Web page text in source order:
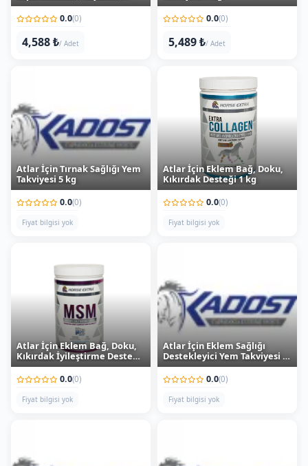
4,588 ₺ / Adet 5,489 ₺ / Adet
Atlar İçin Tırnak Sağlığı Yem
Takviyesi 5 kg
0.0(0)
Fiyat bilgisi yok
Atlar İçin Eklem Bağ, Doku,
Kıkırdak Desteği 1 kg
0.0(0)
Fiyat bilgisi yok
Atlar İçin Eklem Bağ, Doku,
Kıkırdak İyileştirme Desteği
MSM 1 kg
0.0(0)
Fiyat bilgisi yok
Atlar İçin Eklem Sağlığı
Destekleyici Yem Takviyesi 1
kg
0.0 (0)
Fiyat bilgisi yok